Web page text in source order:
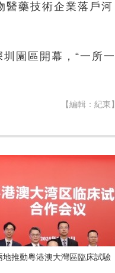
醫藥技術企業落戶河
園區開幕，“一所一
【編輯：紀東】
地推動粵港澳大灣區臨床試驗